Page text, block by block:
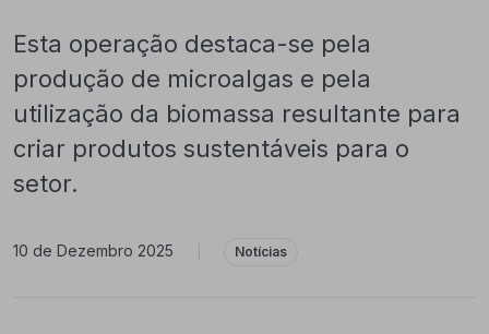
Esta operação destaca-se pela
produção de microalgas e pela
utilização da biomassa resultante para
criar produtos sustentáveis para o
setor.
10 de Dezembro 2025 Notícias